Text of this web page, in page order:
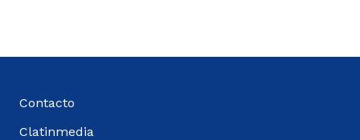
Contacto
Clatinmedia